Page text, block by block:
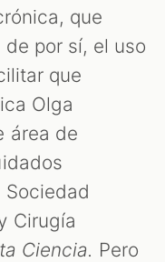
que
por sí, el uso
que
Olga
área de
Cirugía
Ciencia. Pero